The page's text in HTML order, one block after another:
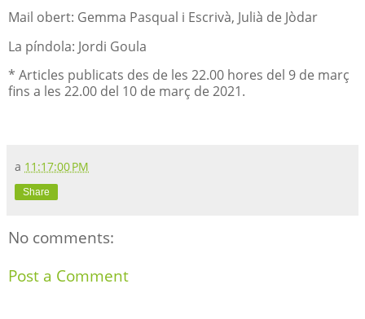
Mail obert: Gemma Pasqual i Escrivà, Julià de Jòdar
La píndola: Jordi Goula
* Articles publicats des de les 22.00 hores del 9 de març
fins a les 22.00 del 10 de març de 2021.
a 11:17:00 PM
Share
No comments:
Post a Comment